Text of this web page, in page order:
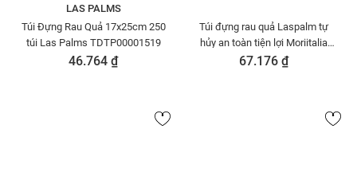
LAS PALMS
Túi Đựng Rau Quả 17x25cm 250
túi Las Palms TDTP00001519
46.764 ₫
Túi đựng rau quả Laspalm tự
hủy an toàn tiện lợi Moriitalia
TDTP00001533
67.176 ₫